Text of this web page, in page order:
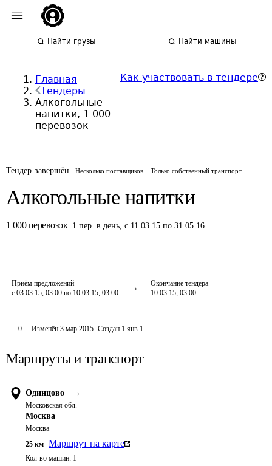
Найти грузы Найти машины
Главная
Тендеры
Алкогольные
напитки, 1 000
перевозок
Как участвовать в тендере
Тендер завершён Несколько поставщиков Только собственный транспорт
Алкогольные напитки
1 000 перевозок 1 пер. в день,с 11.03.15 по 31.05.16
Приём предложений
с 03.03.15, 03:00 по 10.03.15, 03:00
Окончание тендера
10.03.15, 03:00
0 Изменён 3 мар 2015. Создан 1 янв 1
Маршруты и транспорт
Одинцово →
Московская обл.
Москва
Москва
25 км Маршрут на карте
Кол-во машин: 1